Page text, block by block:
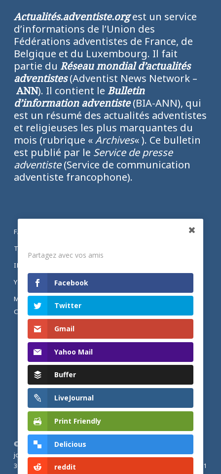
Actualités.adventiste.orgest un service
d’informations de l’Union des
Fédérations adventistes de France, de
Belgique et du Luxembourg. Il fait
partie du Réseau mondial d’actualités
adventistes(Adventist News Network –
ANN). Il contient le Bulletin
d’information adventiste(BIA-ANN), qui
est un résumé des actualités adventistes
et religieuses les plus marquantes du
mois (rubrique «Archives« ). Ce bulletin
est publié par le Service de presse
adventiste(Service de communication
adventiste francophone).
FACEBOOK
TWITTER
INSTAGRAM
YOUTUBE
MENTIONS LÉGALES ET POLITIQUE DE
CONFIDENTIALITÉ
© 2026 Actualités adventistes. Église adventiste du septième
jour de France métropolitaine, de Belgique et du Luxembourg.
30, Avenue Émile Zola, 77190 Dammarie Les Lys, France |
+33 (0) 1
Partagez avec vos amis
Facebook
Twitter
Gmail
Yahoo Mail
Buffer
LiveJournal
Print Friendly
Delicious
reddit